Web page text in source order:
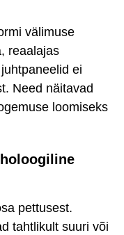
välimuse
reaalajas
ei
Need näitavad
loomiseks
pettusest.
tahtlikult suuri või